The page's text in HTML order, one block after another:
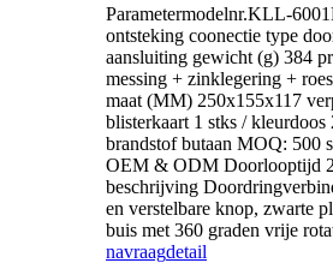
Parametermodelnr.KLL-
ontsteking coonectie type
aansluiting gewicht (g) 384
messing + zinklegering +
maat (MM) 250x155x117
blisterkaart 1 stks / kleurdoos
brandstof butaan MOQ: 500
OEM & ODM Doorlooptijd
beschrijving
en verstelbare knop, zwarte
buis met 360 graden vrije
navraagdetail